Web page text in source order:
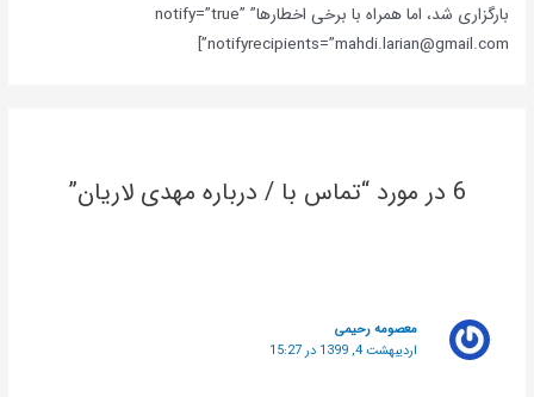
بارگزاری شد، اما همراه با برخی اخطارها” notify=”true”
notifyrecipients=”mahdi.larian@gmail.com”]
6 در مورد “تماس با / درباره مهدی لاریان”
معصومه رحیمی
اردیبهشت 4, 1399 در 15:27